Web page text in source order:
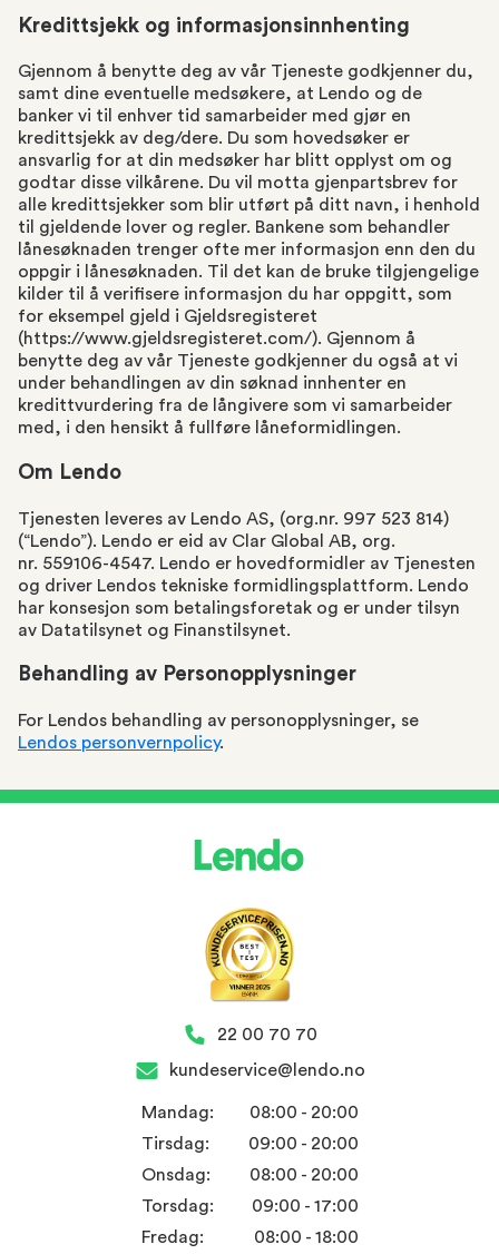
Kredittsjekk og informasjonsinnhenting
Gjennom å benytte deg av vår Tjeneste godkjenner du,
samt dine eventuelle medsøkere, at Lendo og de
banker vi til enhver tid samarbeider med gjør en
kredittsjekk av deg/dere. Du som hovedsøker er
ansvarlig for at din medsøker har blitt opplyst om og
godtar disse vilkårene. Du vil motta gjenpartsbrev for
alle kredittsjekker som blir utført på ditt navn, i henhold
til gjeldende lover og regler. Bankene som behandler
lånesøknaden trenger ofte mer informasjon enn den du
oppgir i lånesøknaden. Til det kan de bruke tilgjengelige
kilder til å verifisere informasjon du har oppgitt, som
for eksempel gjeld i Gjeldsregisteret
(https://www.gjeldsregisteret.com/). Gjennom å
benytte deg av vår Tjeneste godkjenner du også at vi
under behandlingen av din søknad innhenter en
kredittvurdering fra de långivere som vi samarbeider
med, i den hensikt å fullføre låneformidlingen.
Om Lendo
Tjenesten leveres av Lendo AS, (org.nr. 997 523 814)
(“Lendo”). Lendo er eid av Clar Global AB, org.
nr. 559106-4547. Lendo er hovedformidler av Tjenesten
og driver Lendos tekniske formidlingsplattform. Lendo
har konsesjon som betalingsforetak og er under tilsyn
av Datatilsynet og Finanstilsynet.
Behandling av Personopplysninger
For Lendos behandling av personopplysninger, se
Lendos personvernpolicy.
22 00 70 70
kundeservice@lendo.no
Mandag:
08:00 - 20:00
Tirsdag:
09:00 - 20:00
Onsdag:
08:00 - 20:00
Torsdag:
09:00 - 17:00
Fredag:
08:00 - 18:00